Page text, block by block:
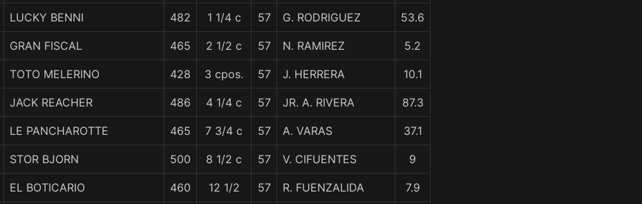
LUCKY BENNI 482 1 1/4 c 57 G. RODRIGUEZ 53.6
GRAN FISCAL 465 2 1/2 c 57 N. RAMIREZ 5.2
TOTO MELERINO 428 3 cpos. 57 J. HERRERA 10.1
JACK REACHER 486 4 1/4 c 57 JR. A. RIVERA 87.3
LE PANCHAROTTE 465 7 3/4 c 57 A. VARAS 37.1
STOR BJORN 500 8 1/2 c 57 V. CIFUENTES 9
EL BOTICARIO 460 12 1/2 57 R. FUENZALIDA 7.9